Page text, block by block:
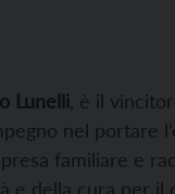
Lunelli , è il
nel portare
familiare e
e della cura per il